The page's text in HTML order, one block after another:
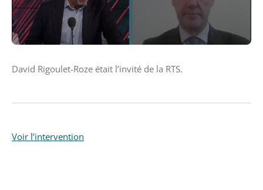
David Rigoulet-Roze était l’invité de la RTS.
Voir l’intervention